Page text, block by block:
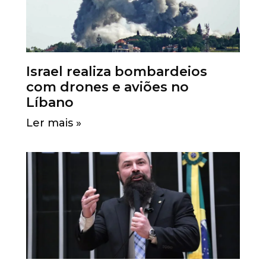
Israel realiza bombardeios
com drones e aviões no
Líbano
Ler mais »